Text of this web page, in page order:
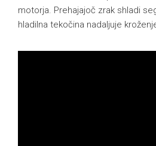
motorja. Prehajajoč zrak shladi
hladilna tekočina nadaljuje